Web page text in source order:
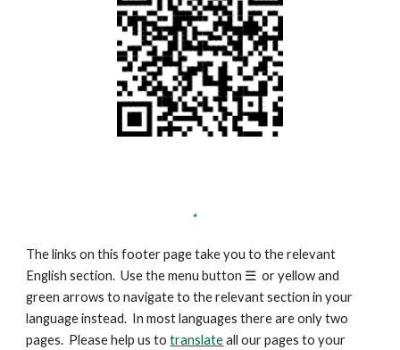
The links on this footer page take you to the relevant
English section. Use the menu button ☰or yellow and
green arrows to navigate to the relevant section in your
language instead. In most languages there are only two
pages. Please help us totranslateall our pages to your